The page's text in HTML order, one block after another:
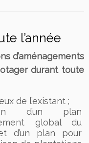
l’année
d’aménagements
durant toute
de l’existant ;
d’un plan
global du
d’un plan pour